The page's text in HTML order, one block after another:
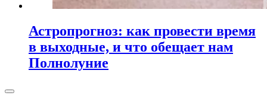
Астропрогноз: как провести время
в выходные, и что обещает нам
Полнолуние